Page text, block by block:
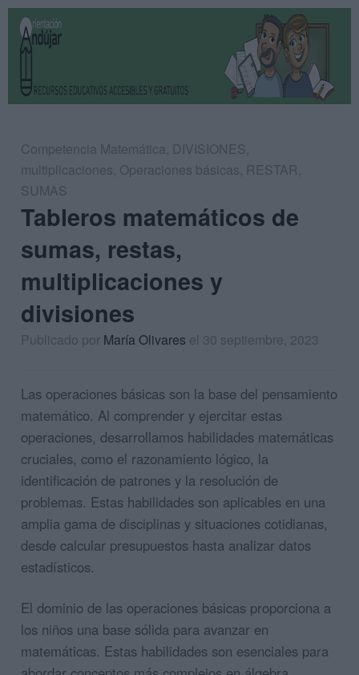
Competencia Matemática, DIVISIONES,
multiplicaciones, Operaciones básicas, RESTAR,
SUMAS
Tableros matemáticos de
sumas, restas,
multiplicaciones y
divisiones
Publicado por María Olivares el 30 septiembre, 2023
Las operaciones básicas son la base del pensamiento
matemático. Al comprender y ejercitar estas
operaciones, desarrollamos habilidades matemáticas
cruciales, como el razonamiento lógico, la
identificación de patrones y la resolución de
problemas. Estas habilidades son aplicables en una
amplia gama de disciplinas y situaciones cotidianas,
desde calcular presupuestos hasta analizar datos
estadísticos.
El dominio de las operaciones básicas proporciona a
los niños una base sólida para avanzar en
matemáticas. Estas habilidades son esenciales para